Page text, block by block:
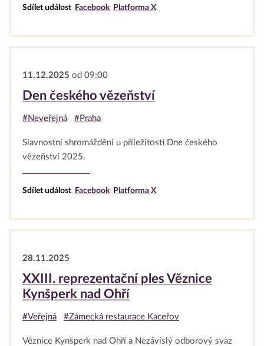
Sdílet událost Facebook Platforma X
11.12.2025 od 09:00
Den českého vězeňství
#Neveřejná #Praha
Slavnostní shromáždění u příležitosti Dne českého
vězeňství 2025.
Sdílet událost Facebook Platforma X
28.11.2025
XXIII. reprezentační ples Věznice
Kynšperk nad Ohří
#Veřejná #Zámecká restaurace Kaceřov
Věznice Kynšperk nad Ohří a Nezávislý odborový svaz